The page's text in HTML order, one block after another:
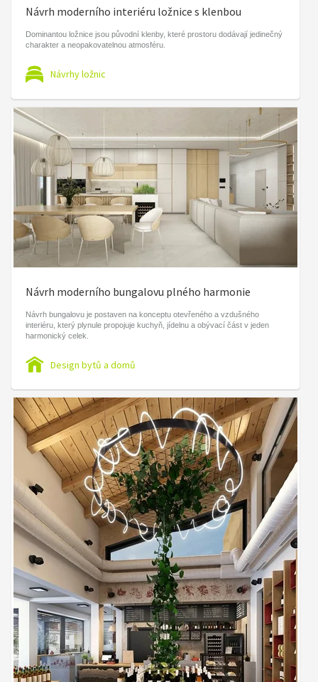
Návrh moderního interiéru ložnice s klenbou
Dominantou ložnice jsou původní klenby, které prostoru dodávají jedinečný
charakter a neopakovatelnou atmosféru.
Návrhy ložnic
Návrh moderního bungalovu plného harmonie
Návrh bungalovu je postaven na konceptu otevřeného a vzdušného
interiéru, který plynule propojuje kuchyň, jídelnu a obývací část v jeden
harmonický celek.
Design bytů a domů